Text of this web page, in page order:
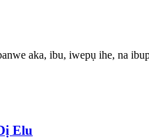
aka, ibu, iwepụ ihe, na
Elu